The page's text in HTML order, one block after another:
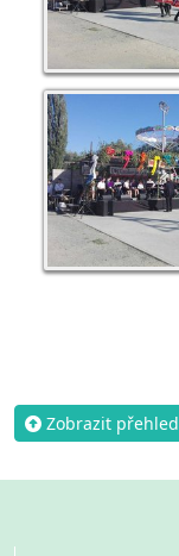
Zobrazit přehled